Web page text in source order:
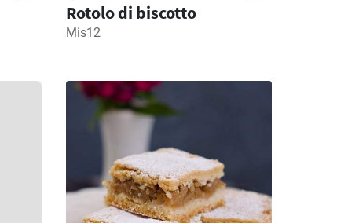
Rotolo di biscotto
Mis12